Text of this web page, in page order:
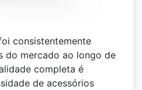
consistentemente
do mercado ao longo de
completa é
de acessórios